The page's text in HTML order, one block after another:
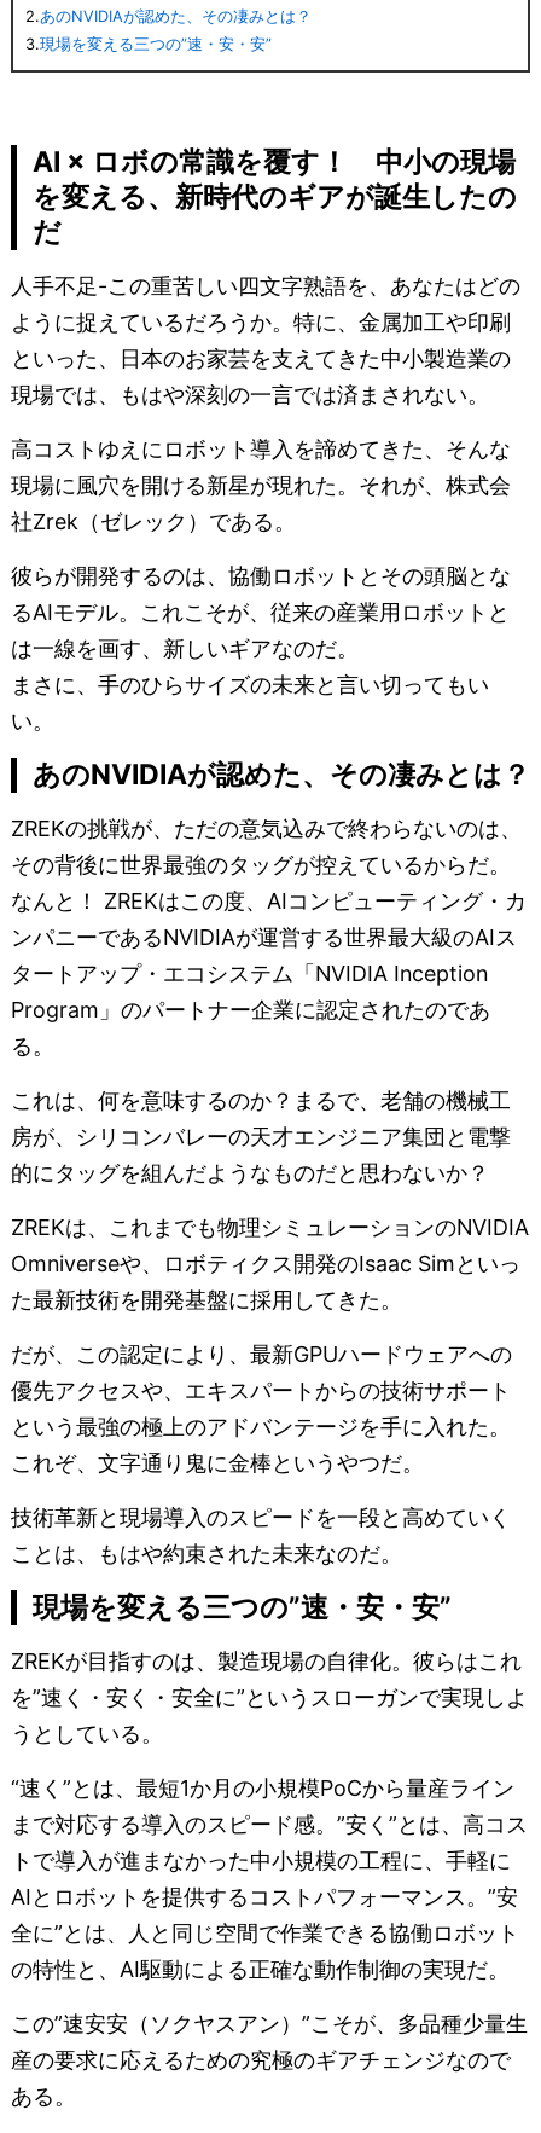
2.あのNVIDIAが認めた、その凄みとは？
3.現場を変える三つの”速・安・安”
AI × ロボの常識を覆す！ 中小の現場
を変える、新時代のギアが誕生したの
だ
人手不足-この重苦しい四文字熟語を、あなたはどの
ように捉えているだろうか。特に、金属加工や印刷
といった、日本のお家芸を支えてきた中小製造業の
現場では、もはや深刻の一言では済まされない。
高コストゆえにロボット導入を諦めてきた、そんな
現場に風穴を開ける新星が現れた。それが、株式会
社Zrek（ゼレック）である。
彼らが開発するのは、協働ロボットとその頭脳とな
るAIモデル。これこそが、従来の産業用ロボットと
は一線を画す、新しいギアなのだ。
まさに、手のひらサイズの未来と言い切ってもい
い。
あのNVIDIAが認めた、その凄みとは？
ZREKの挑戦が、ただの意気込みで終わらないのは、
その背後に世界最強のタッグが控えているからだ。
なんと！ ZREKはこの度、AIコンピューティング・カ
ンパニーであるNVIDIAが運営する世界最大級のAIス
タートアップ・エコシステム「NVIDIA Inception
Program」のパートナー企業に認定されたのであ
る。
これは、何を意味するのか？まるで、老舗の機械工
房が、シリコンバレーの天才エンジニア集団と電撃
的にタッグを組んだようなものだと思わないか？
ZREKは、これまでも物理シミュレーションのNVIDIA
Omniverseや、ロボティクス開発のIsaac Simといっ
た最新技術を開発基盤に採用してきた。
だが、この認定により、最新GPUハードウェアへの
優先アクセスや、エキスパートからの技術サポート
という最強の極上のアドバンテージを手に入れた。
これぞ、文字通り鬼に金棒というやつだ。
技術革新と現場導入のスピードを一段と高めていく
ことは、もはや約束された未来なのだ。
現場を変える三つの”速・安・安”
ZREKが目指すのは、製造現場の自律化。彼らはこれ
を”速く・安く・安全に”というスローガンで実現しよ
うとしている。
“速く”とは、最短1か月の小規模PoCから量産ライン
まで対応する導入のスピード感。”安く”とは、高コス
トで導入が進まなかった中小規模の工程に、手軽に
AIとロボットを提供するコストパフォーマンス。”安
全に”とは、人と同じ空間で作業できる協働ロボット
の特性と、AI駆動による正確な動作制御の実現だ。
この”速安安（ソクヤスアン）”こそが、多品種少量生
産の要求に応えるための究極のギアチェンジなので
ある。